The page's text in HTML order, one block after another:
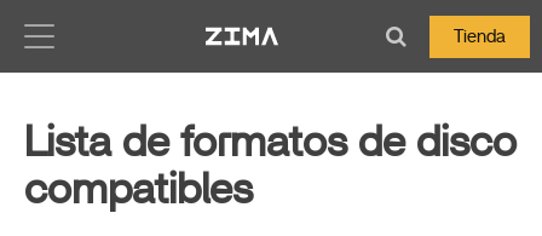
Tienda
Lista de formatos de disco
compatibles